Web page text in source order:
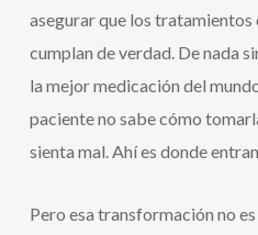
asegurar que los tratamientos
cumplan de verdad. De nada
la mejor medicación del
paciente no sabe cómo
sienta mal. Ahí es donde
Pero esa transformación no